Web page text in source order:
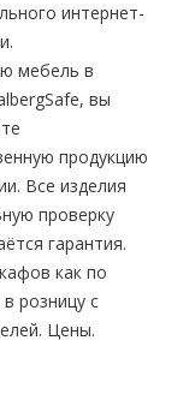
интернет-
мебель в
вы
продукцию
Все изделия
проверку
гарантия.
как по
розницу с
Цены.